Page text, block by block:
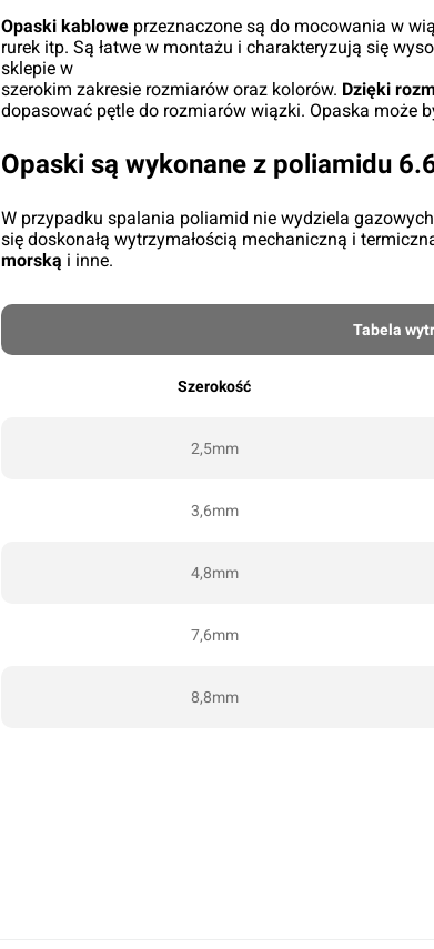
Opaski kablowe przeznaczone są do mocowania w
rurek itp. Są łatwe w montażu i charakteryzują się
sklepie w
szerokim zakresie rozmiarów oraz kolorów. Dzięki
dopasować pętle do rozmiarów wiązki. Opaska może
Opaski są wykonane z poliamidu
W przypadku spalania poliamid nie wydziela
się doskonałą wytrzymałością mechaniczną i
morską i inne.
Tabela
Szerokość
2,5mm
3,6mm
4,8mm
7,6mm
8,8mm